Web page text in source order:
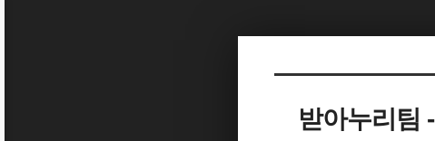
받아누리팀
Sketchbook5, 스케치북5